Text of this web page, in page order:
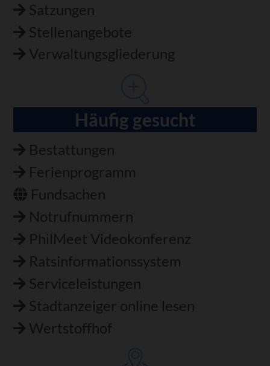
Satzungen
Stellenangebote
Verwaltungsgliederung
Häufig gesucht
Bestattungen
Ferienprogramm
Fundsachen
Notrufnummern
PhilMeet Videokonferenz
Ratsinformationssystem
Serviceleistungen
Stadtanzeiger online lesen
Wertstoffhof